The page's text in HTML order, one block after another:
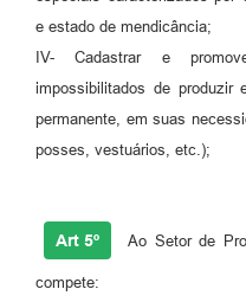
e estado de mendicância;
IV- Cadastrar e
impossibilitados de produzir
permanente, em suas
posses, vestuários, etc.);
Art 5º Ao Setor de
compete: